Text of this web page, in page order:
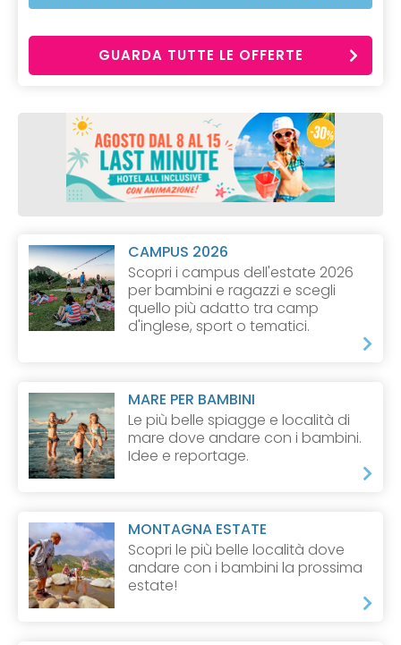
GUARDA TUTTE LE OFFERTE
CAMPUS 2026
Scopri i campus dell'estate 2026
per bambini e ragazzi e scegli
quello più adatto tra camp
d'inglese, sport o tematici.
MARE PER BAMBINI
Le più belle spiagge e località di
mare dove andare con i bambini.
Idee e reportage.
MONTAGNA ESTATE
Scopri le più belle località dove
andare con i bambini la prossima
estate!